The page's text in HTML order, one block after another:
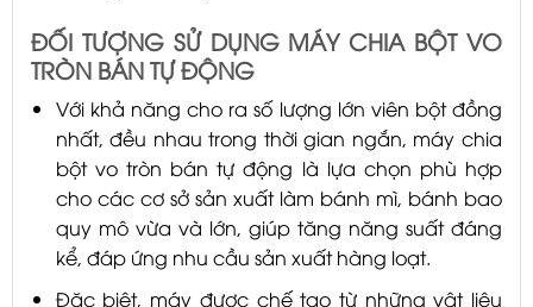
ĐỐI TƯỢNG SỬ DỤNG MÁY CHIA BỘT VO
TRÒN BÁN TỰ ĐỘNG
Với khả năng cho ra số lượng lớn viên bột đồng
nhất, đều nhau trong thời gian ngắn, máy chia
bột vo tròn bán tự động là lựa chọn phù hợp
cho các cơ sở sản xuất làm bánh mì, bánh bao
quy mô vừa và lớn, giúp tăng năng suất đáng
kể, đáp ứng nhu cầu sản xuất hàng loạt.
Đặc biệt, máy được chế tạo từ những vật liệu